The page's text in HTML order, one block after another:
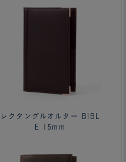
レクタングルオルター BIBL
E 15mm